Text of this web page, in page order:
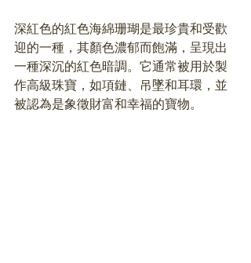
深紅色的紅色海綿珊瑚是最珍貴和受歡
迎的一種，其顏色濃郁而飽滿，呈現出
一種深沉的紅色暗調。它通常被用於製
作高級珠寶，如項鏈、吊墜和耳環，並
被認為是象徵財富和幸福的寶物。